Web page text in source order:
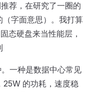
荐，在研究了一圈的
字面意思）。我打算
态硬盘来当性能层，
一种是数据中心常见
25W 的功耗，速度稳